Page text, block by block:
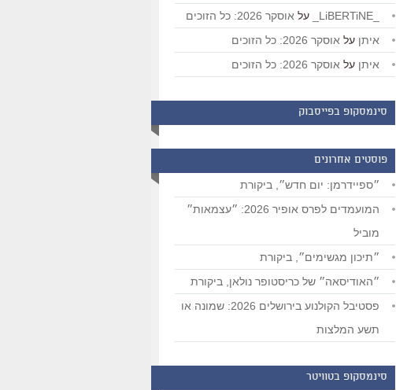
על אוסקר 2026: כל הזוכים
איתן על אוסקר 2026: כל הזוכים
איתן על אוסקר 2026: כל הזוכים
סינמסקופ בפייסבוק
פוסטים אחרונים
״ספיידרמן: יום חדש״, ביקורת
המועמדים לפרס אופיר 2026: ״עצמאות״
מוביל
״תיכון מגשימים״, ביקורת
״האודיסאה״ של כריסטופר נולאן, ביקורת
פסטיבל הקולנוע בירושלים 2026: שמונה או
תשע המלצות
סינמסקופ בטוויטר